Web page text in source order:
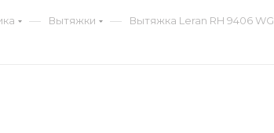
— Вытяжки — Вытяжка Leran RH 9406 WG